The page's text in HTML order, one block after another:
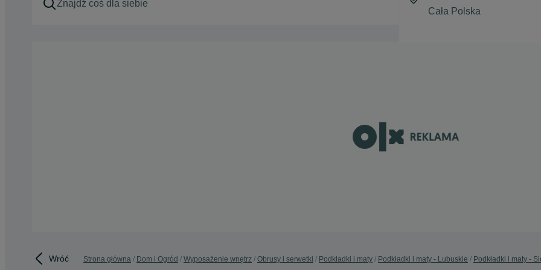
Wróć Strona główna Dom i Ogród Wyposażenie wnętrz Obrusy i serwetki Podkładki i maty Podkładki i maty - Lubuskie Podkładki i maty -